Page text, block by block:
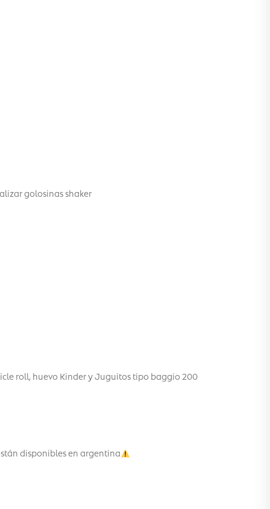
golosinas shaker
roll, huevo Kinder y Juguitos tipo baggio 200
disponibles en argentina